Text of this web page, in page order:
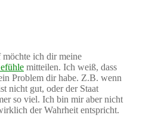
ich dir meine
mitteilen. Ich weiß, dass
Problem dir habe. Z.B. wenn
nicht gut, oder der Staat
so viel. Ich bin mir aber nicht
der Wahrheit entspricht.